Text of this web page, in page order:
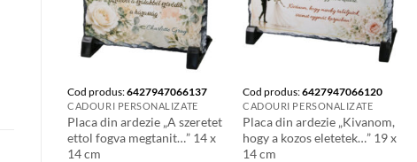
Cod produs:6427947066137
CADOURI PERSONALIZATE
Placa din ardezie „A szeretet
ettol fogva megtanit…” 14 x
14 cm
Cod produs:6427947066120
CADOURI PERSONALIZATE
Placa din ardezie „Kivanom,
hogy a kozos eletetek…” 19 x
14 cm